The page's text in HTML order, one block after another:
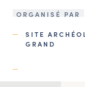
ORGANISÉ PAR
SITE
GRAND